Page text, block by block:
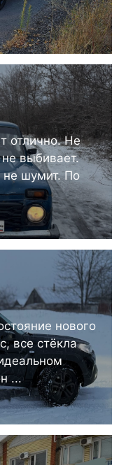
отлично. Не
выбивает.
не шумит. По
нового
все стёкла
...